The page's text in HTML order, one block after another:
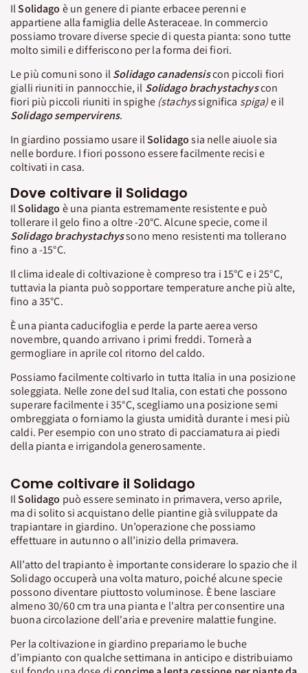
IlSolidago è un genere di piante erbacee perenni e
appartiene alla famiglia delle Asteraceae. In commercio
possiamo trovare diverse specie di questa pianta: sono tutte
molto simili e differiscono per la forma dei fiori.
Le più comuni sono ilSolidago canadensiscon piccoli fiori
gialli riuniti in pannocchie, il Solidago brachystachyscon
fiori più piccoli riuniti in spighe (stachyssignifica spiga)e il
Solidago sempervirens.
In giardino possiamo usare ilSolidagosia nelle aiuole sia
nelle bordure. I fiori possono essere facilmente recisi e
coltivati in casa.
Dove coltivare il Solidago
IlSolidago è una pianta estremamente resistente e può
tollerare il gelo fino a oltre -20°C. Alcune specie, come il
Solidago brachystachyssono meno resistenti ma tollerano
fino a -15°C.
Il clima ideale di coltivazione è compreso tra i 15°C e i 25°C,
tuttavia la pianta può sopportare temperature anche più alte,
fino a 35°C.
È una pianta caducifoglia e perde la parte aerea verso
novembre, quando arrivano i primi freddi. Tornerà a
germogliare in aprile col ritorno del caldo.
Possiamo facilmente coltivarlo in tutta Italia in una posizione
soleggiata. Nelle zone del sud Italia, con estati che possono
superare facilmente i 35°C, scegliamo una posizione semi
ombreggiata o forniamo la giusta umidità durante i mesi più
caldi. Per esempio con uno strato di pacciamatura ai piedi
della pianta e irrigandola generosamente.
Come coltivare il Solidago
IlSolidago può essere seminato in primavera, verso aprile,
ma di solito si acquistano delle piantine già sviluppate da
trapiantare in giardino. Un’operazione che possiamo
effettuare in autunno o all’inizio della primavera.
All’atto del trapianto è importante considerare lo spazio che il
Solidago occuperà una volta maturo, poiché alcune specie
possono diventare piuttosto voluminose. È bene lasciare
almeno 30/60 cm tra una pianta e l'altra per consentire una
buona circolazione dell'aria e prevenire malattie fungine.
Per la coltivazione in giardino prepariamo le buche
d’impianto con qualche settimana in anticipo e distribuiamo